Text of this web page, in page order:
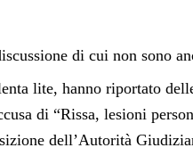
di cui non sono
lite, hanno riportato
di “Rissa, lesioni
dell’Autorità